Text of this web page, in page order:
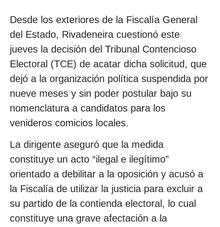
Desde los exteriores de la Fiscalía General
del Estado, Rivadeneira cuestionó este
jueves la decisión del Tribunal Contencioso
Electoral (TCE) de acatar dicha solicitud, que
dejó a la organización política suspendida por
nueve meses y sin poder postular bajo su
nomenclatura a candidatos para los
venideros comicios locales.
La dirigente aseguró que la medida
constituye un acto “ilegal e ilegítimo”
orientado a debilitar a la oposición y acusó a
la Fiscalía de utilizar la justicia para excluir a
su partido de la contienda electoral, lo cual
constituye una grave afectación a la